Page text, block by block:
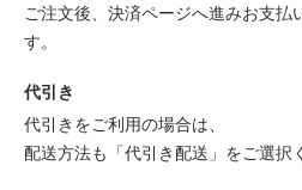
ご注文後、決済ページへ進みお支払
す。
代引き
代引きをご利用の場合は、
配送方法も「代引き配送」をご選択